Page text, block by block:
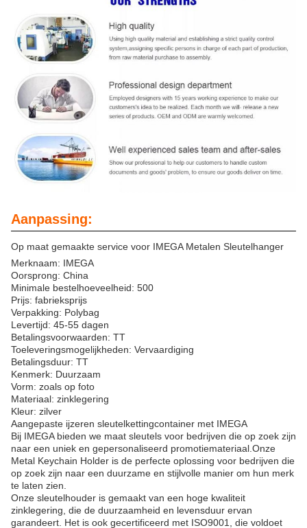
Aanpassing:
Op maat gemaakte service voor IMEGA Metalen Sleutelhanger
Merknaam: IMEGA
Oorsprong: China
Minimale bestelhoeveelheid: 500
Prijs: fabrieksprijs
Verpakking: Polybag
Levertijd: 45-55 dagen
Betalingsvoorwaarden: TT
Toeleveringsmogelijkheden: Vervaardiging
Betalingsduur: TT
Kenmerk: Duurzaam
Vorm: zoals op foto
Materiaal: zinklegering
Kleur: zilver
Aangepaste ijzeren sleutelkettingcontainer met IMEGA
Bij IMEGA bieden we maat sleutels voor bedrijven die op zoek zijn
naar een uniek en gepersonaliseerd promotiemateriaal.Onze
Metal Keychain Holder is de perfecte oplossing voor bedrijven die
op zoek zijn naar een duurzame en stijlvolle manier om hun merk
te laten zien.
Onze sleutelhouder is gemaakt van een hoge kwaliteit
zinklegering, die de duurzaamheid en levensduur ervan
garandeert. Het is ook gecertificeerd met ISO9001, die voldoet